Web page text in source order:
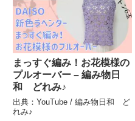
まっすぐ編み！お花模様の
プルオーバー – 編み物日
和 どれみ♪
出典：YouTube / 編み物日和 ど
れみ♪